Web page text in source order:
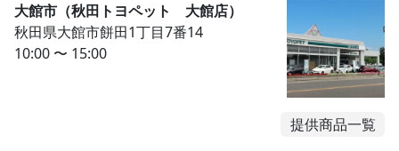
大館市（秋田トヨペット 大館店）
秋田県大館市餅田1丁目7番14
10:00 〜 15:00
提供商品一覧